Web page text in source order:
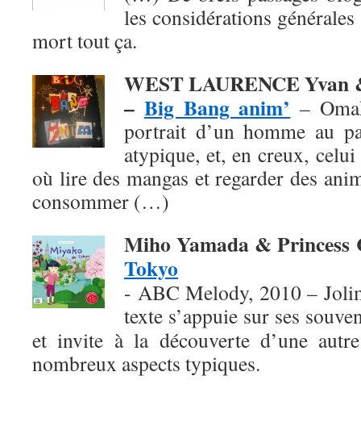
les considérations
mort tout ça.
WEST LAURENCE Yvan
– Big Bang anim’ –
portrait d’un homme au
atypique, et, en creux,
où lire des mangas et regarder des
consommer (…)
Miho Yamada & Princess
Tokyo
- ABC Melody, 2010 –
texte s’appuie sur ses
et invite à la découverte d’une
nombreux aspects typiques.